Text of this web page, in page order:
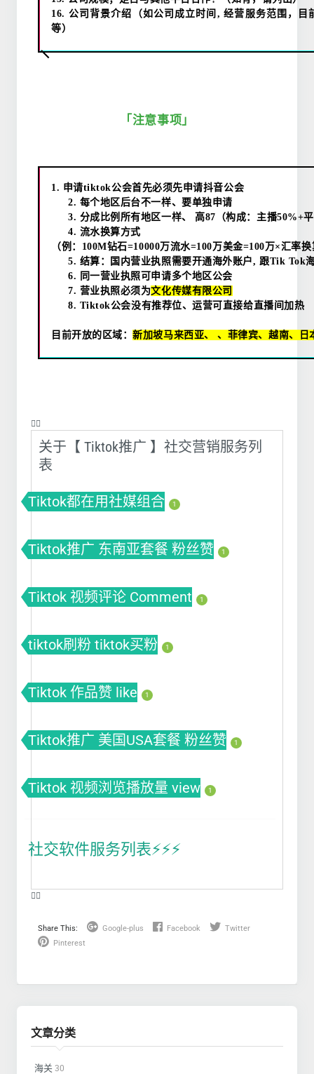
16. 公司背景介绍（如公司成立时间 ,经营服务范围，目
等）
「注意事项」
1. 申请tiktok公会首先必须先申请抖音公会
2. 每个地区后台不一样、要单独申请
3. 分成比例所有地区一样、 高87 （构成：主播50%+
4. 流水换算方式
（例： 100M钻石=10000万流水=100 万美金=100 万×汇率换
5. 结算：国内营业执照需要开通海外账户, 跟Tik Tok
6. 同一营业执照可申请多个地区公会
7. 营业执照必须为文化传媒有限公司
8. Tiktok公会没有推荐位、运营可直接给直播间加热
目前开放的区域：新加坡马来西亚、 、菲律宾、越南、
❤️‍🔥
关于【 Tiktok推广 】社交营销服务列
表
Tiktok都在用社媒组合 1
Tiktok推广 东南亚套餐 粉丝赞 1
Tiktok 视频评论 Comment 1
tiktok刷粉 tiktok买粉 1
Tiktok 作品赞 like 1
Tiktok推广 美国USA套餐 粉丝赞 1
Tiktok 视频浏览播放量 view 1
社交软件服务列表⚡️⚡️⚡️
❤️‍🔥
Share This: Google-plus Facebook
Twitter
Pinterest
文章分类
海关 30